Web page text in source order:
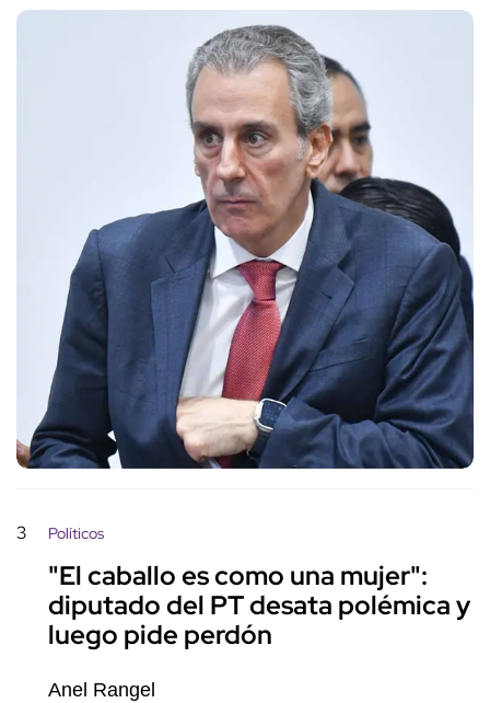
3 Políticos
"El caballo es como una mujer":
diputado del PT desata polémica y
luego pide perdón
Anel Rangel